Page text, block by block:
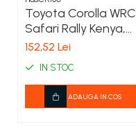
Toyota Corolla WRC
Safari Rally Kenya,
1:24 Hasegawa
152,52 Lei
IN STOC
ADAUGA IN COS